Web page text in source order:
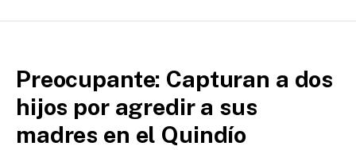
Preocupante: Capturan a dos
hijos por agredir a sus
madres en el Quindío